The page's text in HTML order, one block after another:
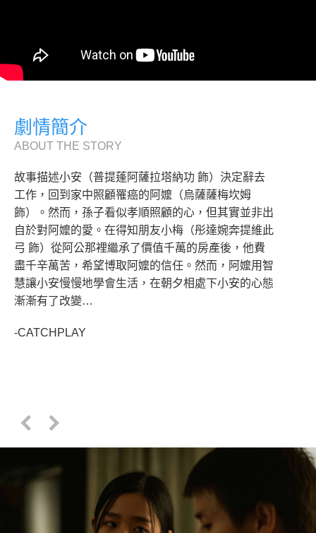
劇情簡介
ABOUT THE STORY
故事描述小安（普提蓬阿薩拉塔納功 飾）決定辭去
工作，回到家中照顧罹癌的阿嬤（烏薩薩梅坎姆
飾）。然而，孫子看似孝順照顧的心，但其實並非出
自於對阿嬤的愛。在得知朋友小梅（彤達婉奔提維此
弓 飾）從阿公那裡繼承了價值千萬的房產後，他費
盡千辛萬苦，希望博取阿嬤的信任。然而，阿嬤用智
慧讓小安慢慢地學會生活，在朝夕相處下小安的心態
漸漸有了改變…
-CATCHPLAY